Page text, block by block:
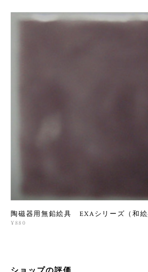
陶磁器用無鉛絵具 EXAシリーズ（和
¥880
ショップの評価